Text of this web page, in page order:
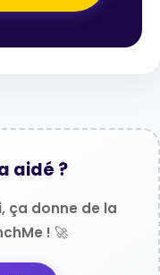
aidé ?
ça donne de la
! 🚀